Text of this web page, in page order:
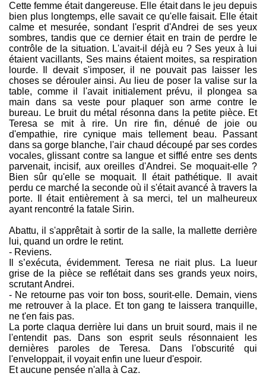
Cette femme était dangereuse. Elle était dans le jeu depuis
bien plus longtemps, elle savait ce qu'elle faisait. Elle était
calme et mesurée, sondant l'esprit d'Andrei de ses yeux
sombres, tandis que ce dernier était en train de perdre le
contrôle de la situation. L'avait-il déjà eu ? Ses yeux à lui
étaient vacillants, Ses mains étaient moites, sa respiration
lourde. Il devait s'imposer, il ne pouvait pas laisser les
choses se dérouler ainsi. Au lieu de poser la valise sur la
table, comme il l'avait initialement prévu, il plongea sa
main dans sa veste pour plaquer son arme contre le
bureau. Le bruit du métal résonna dans la petite pièce. Et
Teresa se mit à rire. Un rire fin, dénué de joie ou
d'empathie, rire cynique mais tellement beau. Passant
dans sa gorge blanche, l'air chaud découpé par ses cordes
vocales, glissant contre sa langue et sifflé entre ses dents
parvenait, incisif, aux oreilles d'Andrei. Se moquait-elle ?
Bien sûr qu'elle se moquait. Il était pathétique. Il avait
perdu ce marché la seconde où il s'était avancé à travers la
porte. Il était entièrement à sa merci, tel un malheureux
ayant rencontré la fatale Sirin.
Abattu, il s'apprêtait à sortir de la salle, la mallette derrière
lui, quand un ordre le retint.
- Reviens.
Il s’exécuta, évidemment. Teresa ne riait plus. La lueur
grise de la pièce se reflétait dans ses grands yeux noirs,
scrutant Andrei.
- Ne retourne pas voir ton boss, sourit-elle. Demain, viens
me retrouver à la place. Et ton gang te laissera tranquille,
ne t'en fais pas.
La porte claqua derrière lui dans un bruit sourd, mais il ne
l'entendit pas. Dans son esprit seuls résonnaient les
dernières paroles de Teresa. Dans l'obscurité qui
l'enveloppait, il voyait enfin une lueur d'espoir.
Et aucune pensée n'alla à Caz.